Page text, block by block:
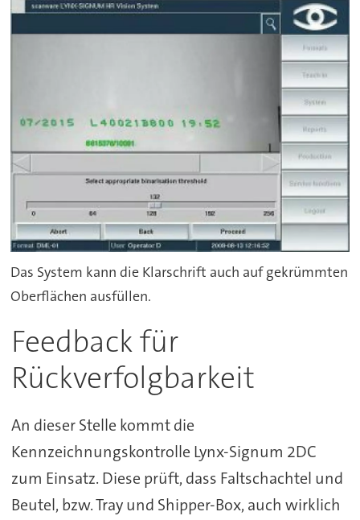
Das System kann die Klarschrift auch auf gekrümmten
Oberflächen ausfüllen.
Feedback für
Rückverfolgbarkeit
An dieser Stelle kommt die
Kennzeichnungskontrolle Lynx-Signum 2DC
zum Einsatz. Diese prüft, dass Faltschachtel und
Beutel, bzw. Tray und Shipper-Box, auch wirklich